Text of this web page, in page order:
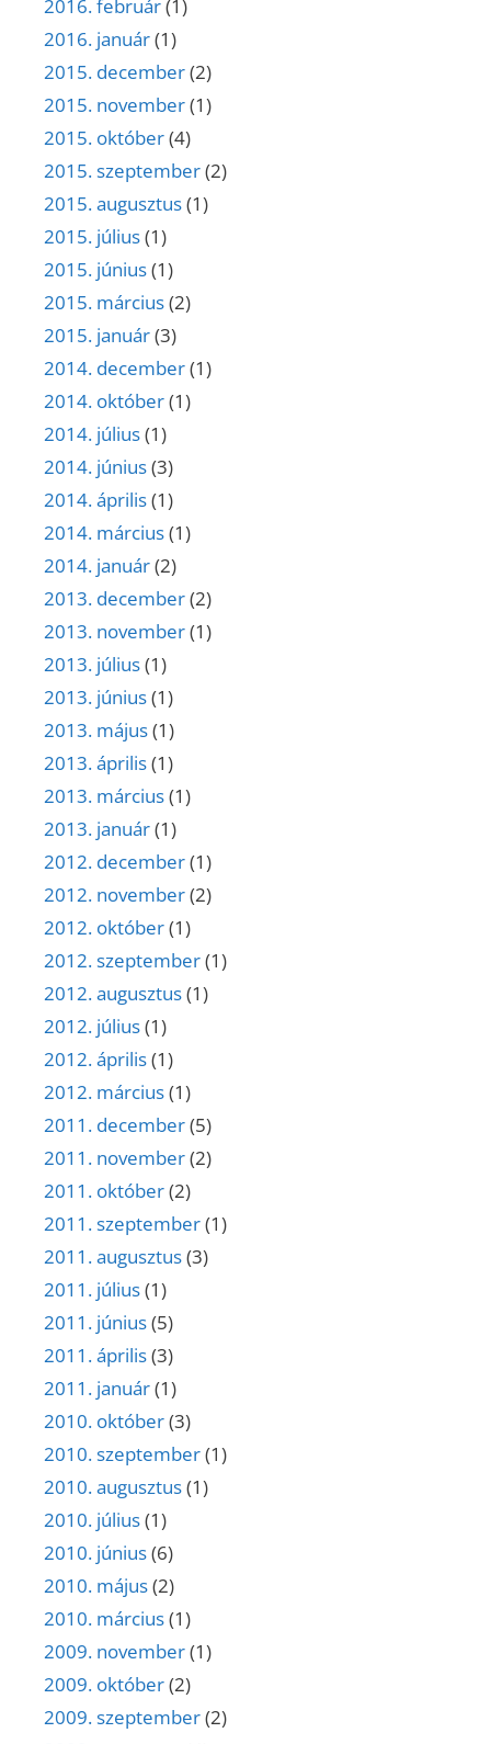
2016. február(1)
2016. január(1)
2015. december(2)
2015. november(1)
2015. október(4)
2015. szeptember(2)
2015. augusztus(1)
2015. július(1)
2015. június(1)
2015. március(2)
2015. január(3)
2014. december(1)
2014. október(1)
2014. július(1)
2014. június(3)
2014. április(1)
2014. március(1)
2014. január(2)
2013. december(2)
2013. november(1)
2013. július(1)
2013. június(1)
2013. május(1)
2013. április(1)
2013. március(1)
2013. január(1)
2012. december(1)
2012. november(2)
2012. október(1)
2012. szeptember(1)
2012. augusztus(1)
2012. július(1)
2012. április(1)
2012. március(1)
2011. december(5)
2011. november(2)
2011. október(2)
2011. szeptember(1)
2011. augusztus(3)
2011. július(1)
2011. június(5)
2011. április(3)
2011. január(1)
2010. október(3)
2010. szeptember(1)
2010. augusztus(1)
2010. július(1)
2010. június(6)
2010. május(2)
2010. március(1)
2009. november(1)
2009. október(2)
2009. szeptember(2)